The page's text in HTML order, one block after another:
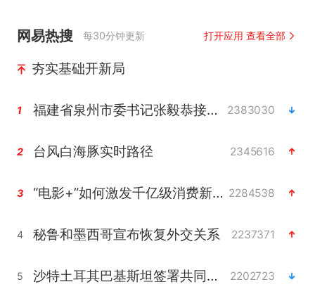
网易热搜 每30分钟更新 打开应用 查看全部
夯实基础开新局
1 福建省泉州市委书记张毅恭接受纪律审查和监察调查 2383030
2 台风白海豚实时路径 2345616
3 “电影+”如何激发千亿级消费新活力？ 2284538
4 秘鲁和墨西哥宣布恢复外交关系 2237371
5 沙特土耳其巴基斯坦签署共同防务协议 2202723